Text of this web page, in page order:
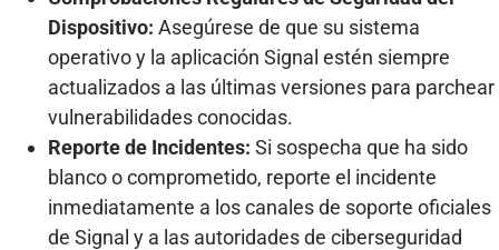
Dispositivo: Asegúrese de que su sistema
operativo y la aplicación Signal estén siempre
actualizados a las últimas versiones para parchear
vulnerabilidades conocidas.
Reporte de Incidentes: Si sospecha que ha sido
blanco o comprometido, reporte el incidente
inmediatamente a los canales de soporte oficiales
de Signal y a las autoridades de ciberseguridad